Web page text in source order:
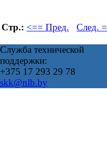
Стр.: <== Пред. След.
Служба технической
поддержки:
+375 17 293 29 78
skk@nlb.by